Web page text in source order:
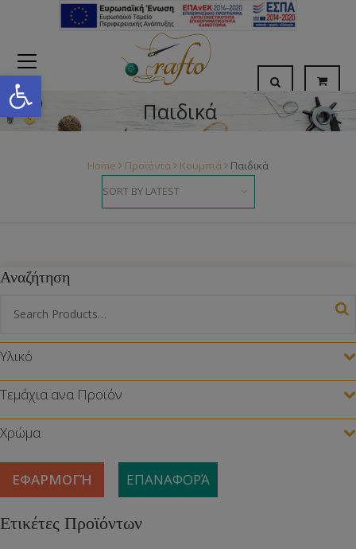
Open toolbar
Παιδικά
Home Προϊόντα Κουμπιά Παιδικά
Αναζήτηση
Υλικό
Τεμάχια ανα Προϊόν
Χρώμα
ΕΦΑΡΜΟΓΉ ΕΠΑΝΑΦΟΡΆ
Ετικέτες Προϊόντων